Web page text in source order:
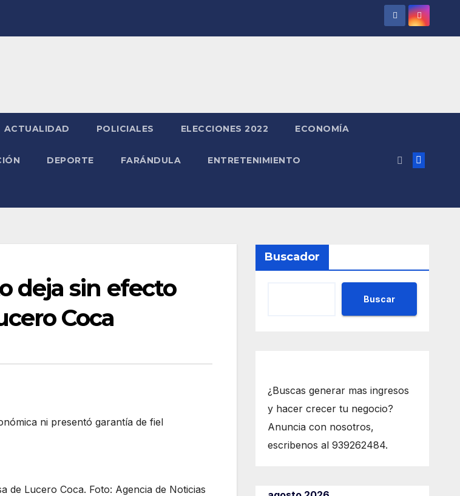
ACTUALIDAD POLICIALES ELECCIONES 2022 ECONOMÍA
DEPORTE FARÁNDULA ENTRETENIMIENTO
deja sin efecto
Coca
ni presentó garantía de fiel
de Lucero Coca. Foto: Agencia de Noticias
Buscador
Buscar
¿Buscas generar mas ingresos
y hacer crecer tu negocio?
Anuncia con nosotros,
escribenos al 939262484.